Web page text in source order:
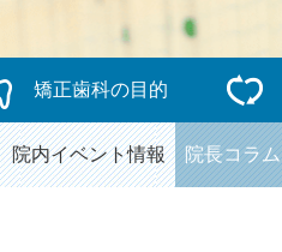
矯正歯科の目的
院内イベント情報 院長コラム